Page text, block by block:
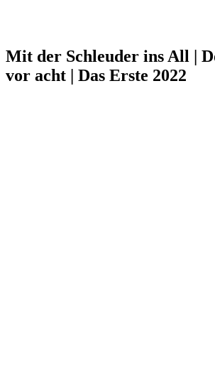
Mit der Schleuder ins All |
vor acht | Das Erste 2022